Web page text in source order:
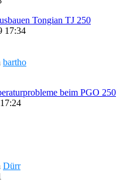
Tongian TJ 250
17:34
bartho
beim PGO 250
Dürr